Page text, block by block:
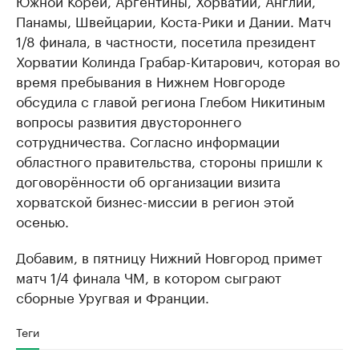
Панамы, Швейцарии, Коста-Рики и Дании. Матч
1/8 финала, в частности, посетила президент
Хорватии Колинда Грабар-Китарович, которая во
время пребывания в Нижнем Новгороде
обсудила с главой региона Глебом Никитиным
вопросы развития двустороннего
сотрудничества. Согласно информации
областного правительства, стороны пришли к
договорённости об организации визита
хорватской бизнес-миссии в регион этой
осенью.
Добавим, в пятницу Нижний Новгород примет
матч 1/4 финала ЧМ, в котором сыграют
сборные Уругвая и Франции.
Теги